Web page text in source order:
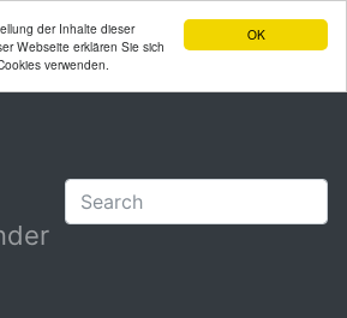
OK
der Inhalte dieser
Webseite erklären Sie sich
verwenden.